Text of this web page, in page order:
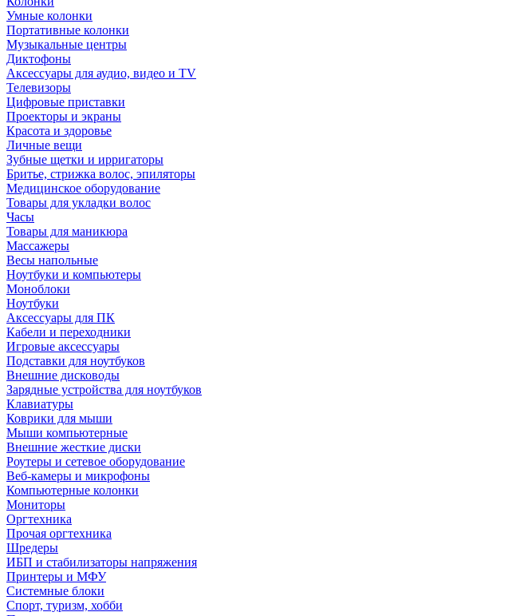
Умные колонки
Портативные колонки
Музыкальные центры
Диктофоны
Аксессуары для аудио, видео и TV
Телевизоры
Цифровые приставки
Проекторы и экраны
Красота и здоровье
Личные вещи
Зубные щетки и ирригаторы
Бритье, стрижка волос, эпиляторы
Медицинское оборудование
Товары для укладки волос
Часы
Товары для маникюра
Массажеры
Весы напольные
Ноутбуки и компьютеры
Моноблоки
Ноутбуки
Аксессуары для ПК
Кабели и переходники
Игровые аксессуары
Подставки для ноутбуков
Внешние дисководы
Зарядные устройства для ноутбуков
Клавиатуры
Коврики для мыши
Мыши компьютерные
Внешние жесткие диски
Роутеры и сетевое оборудование
Веб-камеры и микрофоны
Компьютерные колонки
Мониторы
Оргтехника
Прочая оргтехника
Шредеры
ИБП и стабилизаторы напряжения
Принтеры и МФУ
Системные блоки
Спорт, туризм, хобби